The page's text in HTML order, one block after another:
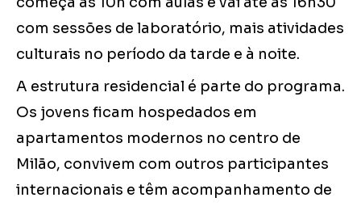
com sessões de laboratório, mais atividades
culturais no período da tarde e à noite.
A estrutura residencial é parte do programa.
Os jovens ficam hospedados em
apartamentos modernos no centro de
Milão, convivem com outros participantes
internacionais e têm acompanhamento de